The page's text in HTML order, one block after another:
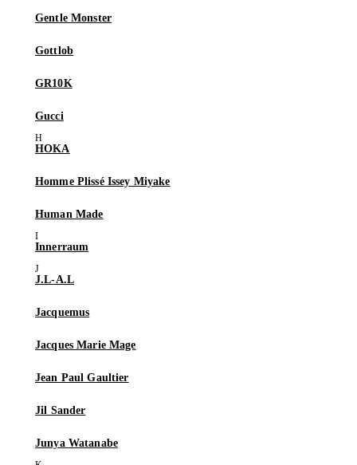
Gentle Monster
Gottlob
GR10K
Gucci
HOKA
Homme Plissé Issey Miyake
Human Made
Innerraum
J.L-A.L
Jacquemus
Jacques Marie Mage
Jean Paul Gaultier
Jil Sander
Junya Watanabe